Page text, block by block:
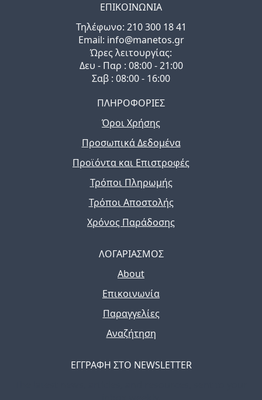
ΕΠΙΚΟΙΝΩΝΙΑ
Τηλέφωνo: 210 300 18 41
Email: info@manetos.gr
Ώρες λειτουργίας:
Δευ - Παρ : 08:00 - 21:00
Σαβ : 08:00 - 16:00
ΠΛΗΡΟΦΟΡΙΕΣ
Όροι Χρήσης
Προσωπικά Δεδομένα
Προϊόντα και Επιστροφές
Τρόποι Πληρωμής
Τρόποι Αποστολής
Χρόνος Παράδοσης
ΛΟΓΑΡΙΑΣΜΟΣ
About
Επικοινωνία
Παραγγελίες
Αναζήτηση
ΕΓΓΡΑΦΗ ΣΤΟ NEWSLETTER